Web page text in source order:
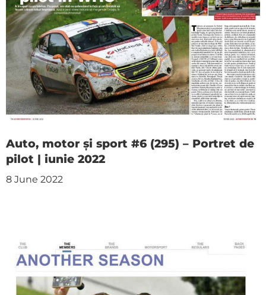
Auto, motor și sport #6 (295) – Portret de
pilot | iunie 2022
8 June 2022